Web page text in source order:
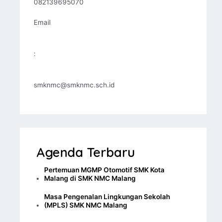
082139695070
Email
:
smknmc@smknmc.sch.id
Agenda Terbaru
Pertemuan MGMP Otomotif SMK Kota
Malang di SMK NMC Malang
Masa Pengenalan Lingkungan Sekolah
(MPLS) SMK NMC Malang